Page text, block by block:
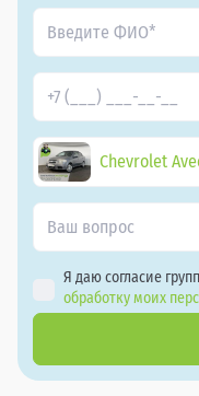
Chevrolet
Я даю согласие
обработку моих